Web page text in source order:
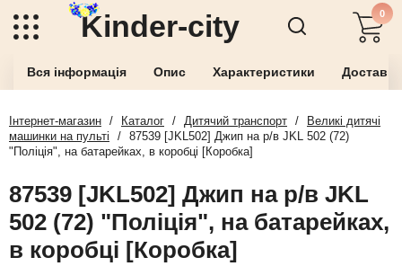
Kinder-city 0
Вся інформація Опис Характеристики
Інтернет-магазин / Каталог / Дитячий транспорт /
Великі дитячі
машинки на пульті
/ 87539 [JKL502] Джип на р/в JKL 502 (72)
"Поліція", на батарейках, в коробці [Коробка]
87539 [JKL502] Джип на р/в JKL
502 (72) "Поліція", на батарейках,
в коробці [Коробка]